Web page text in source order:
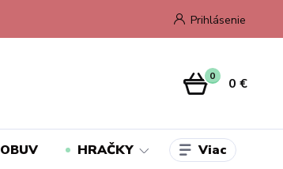
Prihlásenie
0 0 €
OBUV HRAČKY Viac